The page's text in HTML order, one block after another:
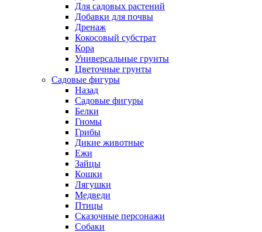
Для садовых растений
Добавки для почвы
Дренаж
Кокосовый субстрат
Кора
Универсальные грунты
Цветочные грунты
Садовые фигуры
Назад
Садовые фигуры
Белки
Гномы
Грибы
Дикие животные
Ежи
Зайцы
Кошки
Лягушки
Медведи
Птицы
Сказочные персонажи
Собаки